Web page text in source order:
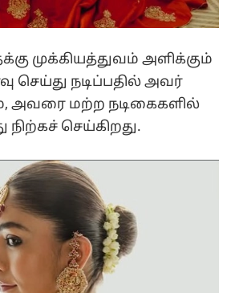
முக்கியத்துவம் அளிக்கும்
செய்து நடிப்பதில் அவர்
அவரை மற்ற நடிகைகளில்
நிற்கச் செய்கிறது.